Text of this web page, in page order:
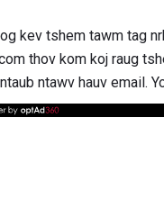
kev tshem tawm tag
thov kom koj raug
ntawv hauv email.